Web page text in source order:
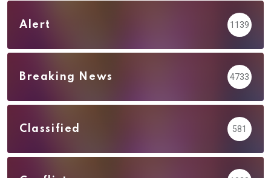
Alert 1139
Breaking News 4733
Classified 581